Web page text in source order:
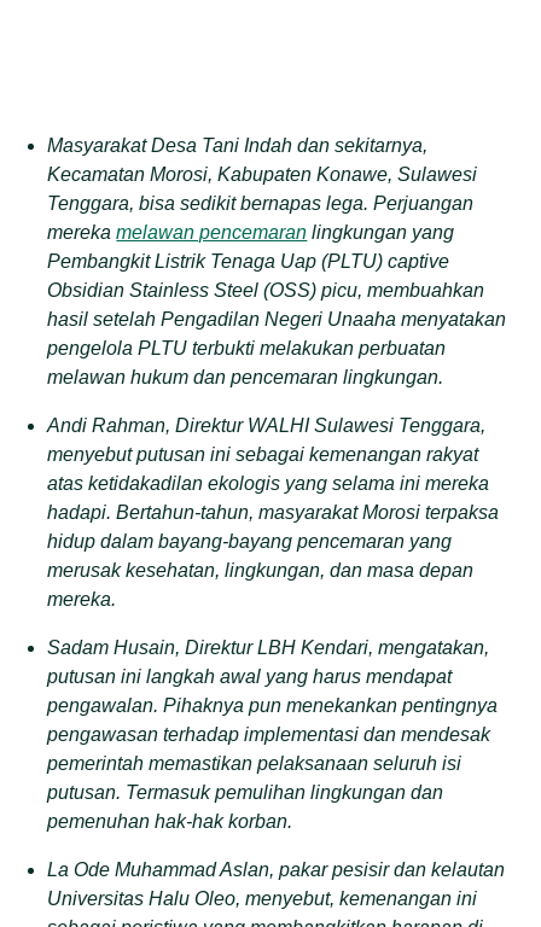
Masyarakat Desa Tani Indah dan sekitarnya,
Kecamatan Morosi, Kabupaten Konawe, Sulawesi
Tenggara, bisa sedikit bernapas lega. Perjuangan
merekamelawan pencemaran lingkungan yang
Pembangkit Listrik Tenaga Uap (PLTU) captive
Obsidian Stainless Steel (OSS) picu, membuahkan
hasil setelah Pengadilan Negeri Unaaha menyatakan
pengelola PLTU terbukti melakukan perbuatan
melawan hukum dan pencemaran lingkungan.
Andi Rahman, Direktur WALHI Sulawesi Tenggara,
menyebut putusan ini sebagai kemenangan rakyat
atas ketidakadilan ekologis yang selama ini mereka
hadapi. Bertahun-tahun, masyarakat Morosi terpaksa
hidup dalam bayang-bayang pencemaran yang
merusak kesehatan, lingkungan, dan masa depan
mereka.
Sadam Husain, Direktur LBH Kendari, mengatakan,
putusan ini langkah awal yang harus mendapat
pengawalan. Pihaknya pun menekankan pentingnya
pengawasan terhadap implementasi dan mendesak
pemerintah memastikan pelaksanaan seluruh isi
putusan. Termasuk pemulihan lingkungan dan
pemenuhan hak-hak korban.
La Ode Muhammad Aslan, pakar pesisir dan kelautan
Universitas Halu Oleo, menyebut, kemenangan ini